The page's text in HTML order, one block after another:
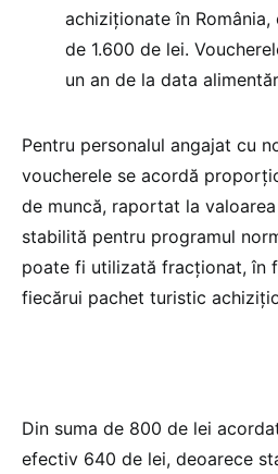
achiziționate în
de 1.600 de lei.
un an de la data
Pentru personalul angajat cu
voucherele se acordă
de muncă, raportat la
stabilită pentru programul
poate fi utilizată fracționat, în
fiecărui pachet turistic
Din suma de 800 de lei
efectiv 640 de lei, deoarece